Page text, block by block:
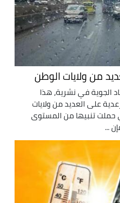
من ولايات الوطن
الجوية في نشرية، هذا
على العديد من ولايات
تنبيها من المستوى